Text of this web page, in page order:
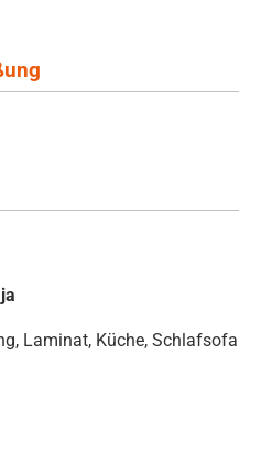
ja
Laminat, Küche, Schlafsofa